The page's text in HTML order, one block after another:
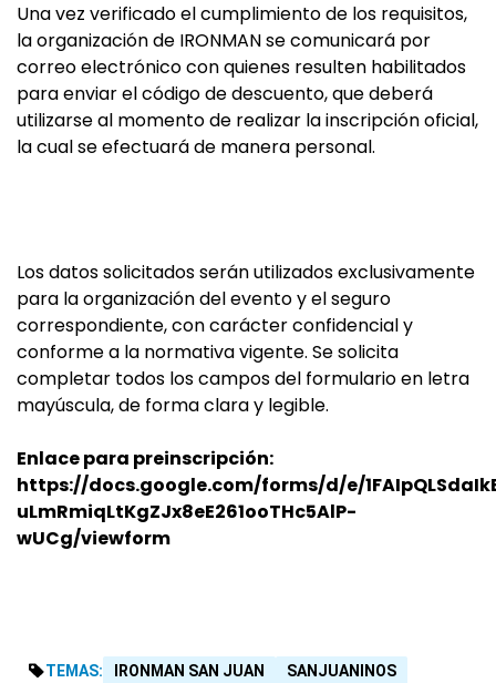
Una vez verificado el cumplimiento de los requisitos,
la organización de IRONMAN se comunicará por
correo electrónico con quienes resulten habilitados
para enviar el código de descuento, que deberá
utilizarse al momento de realizar la inscripción oficial,
la cual se efectuará de manera personal.
Los datos solicitados serán utilizados exclusivamente
para la organización del evento y el seguro
correspondiente, con carácter confidencial y
conforme a la normativa vigente. Se solicita
completar todos los campos del formulario en letra
mayúscula, de forma clara y legible.
Enlace para preinscripción:
https://docs.google.com/forms/d/e/
uLmRmiqLtKgZJx8eE261ooTHc5AlP-
wUCg/viewform
TEMAS: IRONMAN SAN JUAN SANJUANINOS